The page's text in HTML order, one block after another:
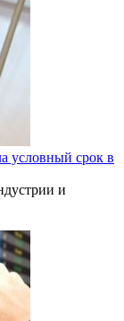
условный срок в
и